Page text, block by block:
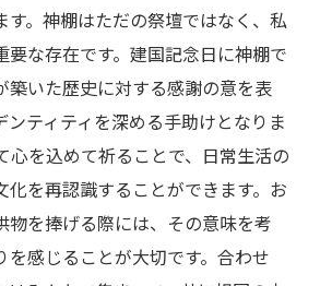
す。神棚はただの祭壇ではなく、私
要な存在です。建国記念日に神棚で
築いた歴史に対する感謝の意を表
ンティティを深める手助けとなりま
心を込めて祈ることで、日常生活の
化を再認識することができます。お
物を捧げる際には、その意味を考
を感じることが大切です。合わせ